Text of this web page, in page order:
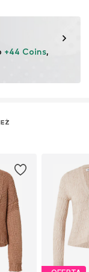
wykonany z
włókien.
+44 Coins,